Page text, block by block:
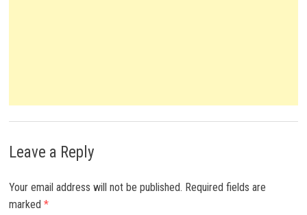
Leave a Reply
Your email address will not be published. Required fields are
marked *